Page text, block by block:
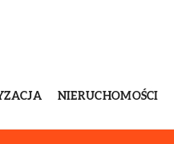
NIERUCHOMOŚCI